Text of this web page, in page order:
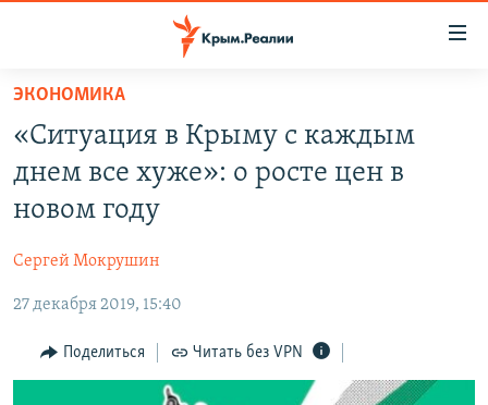
Вернуться
основному
содержанию
главной
навигации
Вернутся
поиску
СПЕЦПРОЕКТЫ
11 ЛЕТ ОККУПАЦИИ КРЫМА. 11 ИСТОРИЙ СОПРОТИВЛЕНИЯ
ЕЩЕ
ИНТЕРАКТИВ
ИНФОГРАФИКА
ТЕЛЕПРОЕКТ КРЫМ.РЕАЛИИ
РАДІО СВОБОДА
КАК ОБОЙТИ БЛОКИРОВКУ
ЭКОНОМИКА
«Ситуация в Крыму с каждым
днем все хуже»: о росте цен в
новом году
Сергей Мокрушин
27 декабря 2019, 15:40
Поделиться Читать без VPN